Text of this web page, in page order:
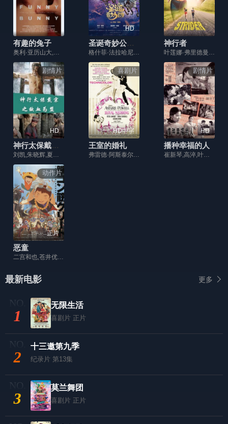
有趣的兔子
奥利·亚历山大,安娜·玛格丽特·霍利曼,丹尼尔·艾普尔
HD
圣诞奇妙公司国语
格什菲·法拉哈尼,奥黛丽·塔图,阿兰·夏巴,皮奥·马麦,格雷瓜尔·鲁迪格,布鲁诺·桑切斯,大卫·马赛
神行者
叶莲娜·弗里德曼,玛吉·亚历山大,乔赛亚·施奈德,斯科特·刘易斯,阿曼达·克里斯汀·尼科尔斯
剧情片
HD
神行太保戴宗之歃血为盟
刘凯,朱晓辉,夏添,赵婉娇
喜剧片
HD中字
王室的婚礼
弗雷德·阿斯泰尔,简·鲍威尔
剧情片
HD
播种幸福的人
崔新琴,高淬,叶志康,陈鸿梅,张闽,虞桂春,李再扬
动作片
正片
恶童
二宫和也,苍井优,伊势谷友介,宫藤官九郎,大森南朋
最新电影 更多
1
无限生活
喜剧片 正片
2
十三邀第九季
纪录片 第13集
3
莫兰舞团
喜剧片 正片